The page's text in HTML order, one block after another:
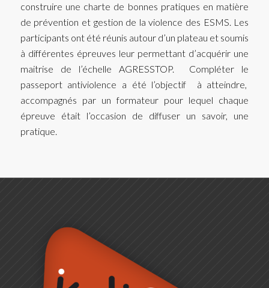
construire une charte de bonnes pratiques en matière
de prévention et gestion de la violence des ESMS. Les
participants ont été réunis autour d’un plateau et soumis
à différentes épreuves leur permettant d’acquérir une
maitrise de l’échelle AGRESSTOP. Compléter le
passeport antiviolence a été l’objectif à atteindre,
accompagnés par un formateur pour lequel chaque
épreuve était l’occasion de diffuser un savoir, une
pratique.